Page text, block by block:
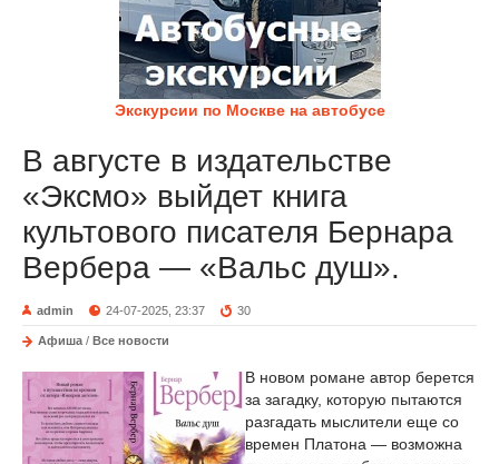
Экскурсии по Москве на автобусе
В августе в издательстве
«Эксмо» выйдет книга
культового писателя Бернара
Вербера — «Вальс душ».
admin 24-07-2025, 23:37 30
Афиша / Все новости
В новом романе автор берется
за загадку, которую пытаются
разгадать мыслители еще со
времен Платона — возможна